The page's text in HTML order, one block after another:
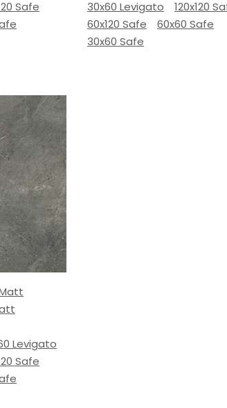
Safe
30x60 Levigato
120x120
60x120 Safe
60x60 Safe
30x60 Safe
Levigato
Safe